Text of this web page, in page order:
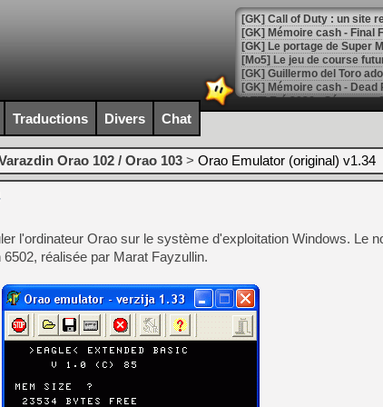
[GK] Le portage de Super
[Mo5] Le jeu de course
[GK] Guillermo del Toro
[LTF] Eté 2026 - Séquence
[GK] Mistfall Hunter :
[GK] Wo Long 2 évolue
[GK] Crossfire : un TPS à
[LS] [PS5] Premiers
[Mo5] DOOM arrive en
[GK] Bethesda fête les 30
[GK] Roblox : l'action en
[GK] Agenda - GeForce
[LS] [PS5] ps5-y2jb-
Traductions Divers Chat
Orao 102 / Orao 103 > Orao Emulator (original) v1.34
l'ordinateur Orao sur le système d'exploitation Windows. Le
réalisée par Marat Fayzullin.